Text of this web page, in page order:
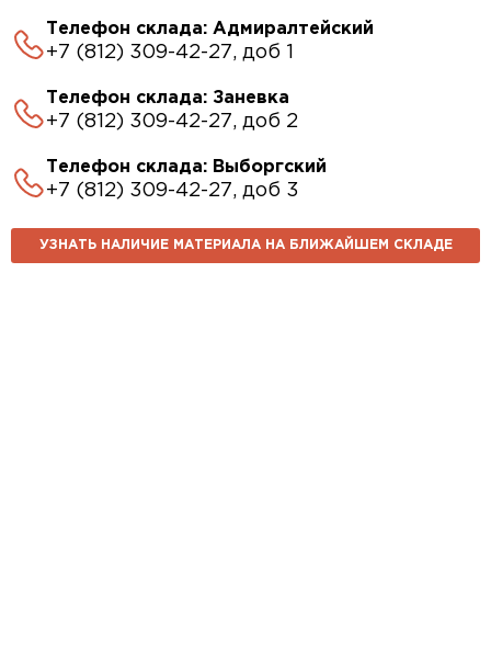
Телефон склада: Адмиралтейский
+7 (812) 309-42-27, доб 1
Телефон склада: Заневка
+7 (812) 309-42-27, доб 2
Телефон склада: Выборгский
+7 (812) 309-42-27, доб 3
УЗНАТЬ НАЛИЧИЕ МАТЕРИАЛА НА БЛИЖАЙШЕМ СКЛАДЕ